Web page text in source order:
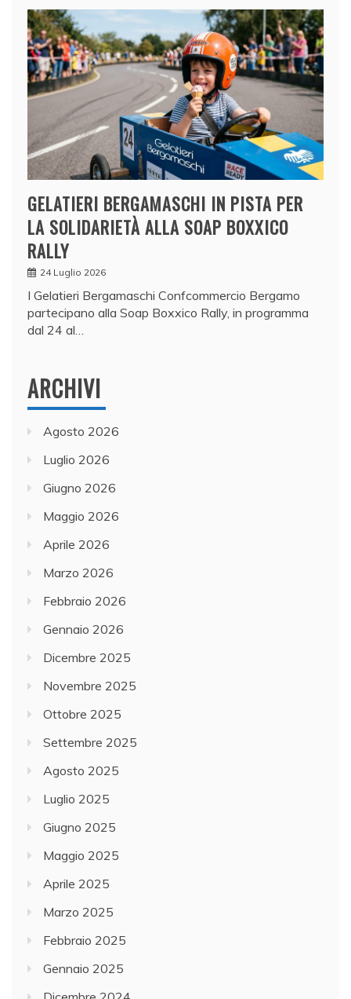
GELATIERI BERGAMASCHI IN PISTA PER
LA SOLIDARIETÀ ALLA SOAP BOXXICO
RALLY
24 Luglio 2026
I Gelatieri Bergamaschi Confcommercio Bergamo
partecipano alla Soap Boxxico Rally, in programma
dal 24 al…
ARCHIVI
Agosto 2026
Luglio 2026
Giugno 2026
Maggio 2026
Aprile 2026
Marzo 2026
Febbraio 2026
Gennaio 2026
Dicembre 2025
Novembre 2025
Ottobre 2025
Settembre 2025
Agosto 2025
Luglio 2025
Giugno 2025
Maggio 2025
Aprile 2025
Marzo 2025
Febbraio 2025
Gennaio 2025